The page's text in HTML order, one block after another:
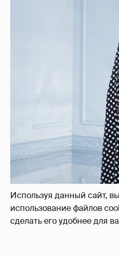
Используя данный сайт,
использование файлов
сделать его удобнее для